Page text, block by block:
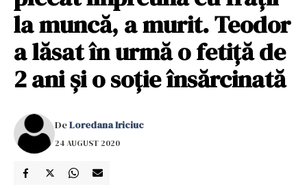
la muncă, a murit. Teodor
a lăsat în urmă o fetiță de
2 ani și o soție însărcinată
DeLoredana Iriciuc
24 AUGUST 2020